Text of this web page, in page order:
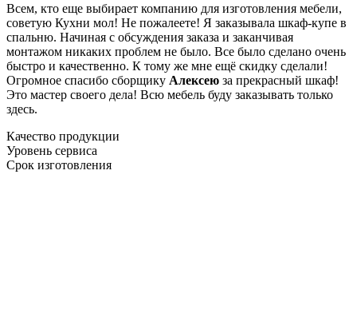
Всем, кто еще выбирает компанию для изготовления мебели,
советую Кухни мол! Не пожалеете! Я заказывала шкаф-купе в
спальню. Начиная с обсуждения заказа и заканчивая
монтажом никаких проблем не было. Все было сделано очень
быстро и качественно. К тому же мне ещё скидку сделали!
Огромное спасибо сборщику Алексею за прекрасный шкаф!
Это мастер своего дела! Всю мебель буду заказывать только
здесь.
Качество продукции
Уровень сервиса
Срок изготовления